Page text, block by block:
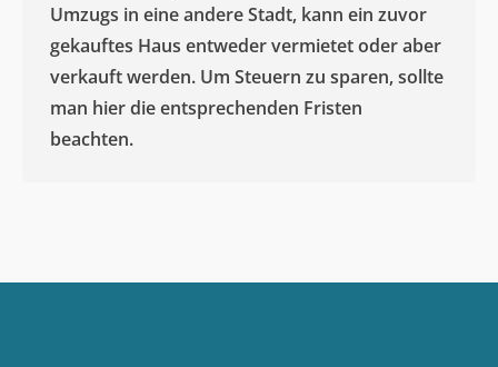
Umzugs in eine andere Stadt, kann ein zuvor
gekauftes Haus entweder vermietet oder aber
verkauft werden. Um Steuern zu sparen, sollte
man hier die entsprechenden Fristen
beachten.